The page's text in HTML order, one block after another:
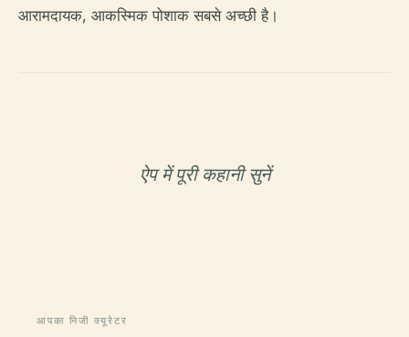
आरामदायक, आकस्मिक पोशाक सबसे अच्छी है।
ऐप में पूरी कहानी सुनें
आपका निजी क्यूरेटर